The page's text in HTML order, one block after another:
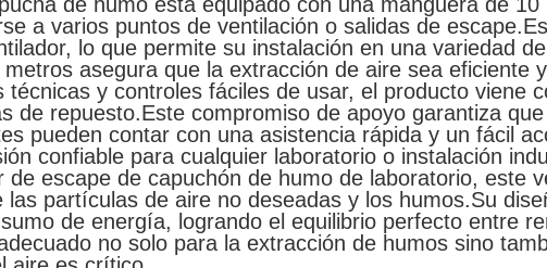
a varios puntos de ventilación o salidas de
lo que permite su instalación en una variedad
asegura que la extracción de aire sea eficiente
técnicas y controles fáciles de usar, el producto viene
de repuesto.Este compromiso de apoyo garantiza
pueden contar con una asistencia rápida y un fácil
confiable para cualquier laboratorio o instalación
de escape de capuchón de humo de laboratorio, este
partículas de aire no deseadas y los humos.Su
de energía, logrando el equilibrio perfecto entre
no solo para la extracción de humos sino